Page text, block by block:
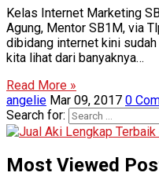
Kelas Internet Marketing
Agung, Mentor SB1M, via
dibidang internet kini
kita lihat dari banyaknya…
Read More »
angelie Mar 09, 2017 0
Search for:
Most Viewed